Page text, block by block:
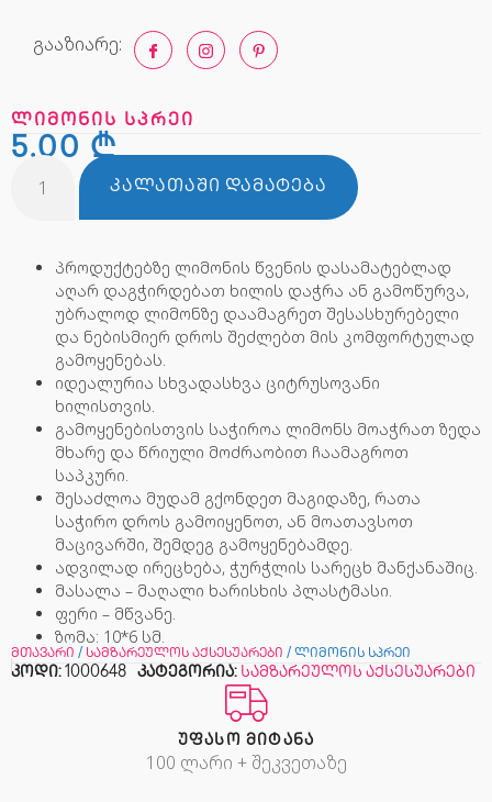
გააზიარე:
ლიმონის სპრეი
5,00 ₾
ᲙᲐᲚᲐᲗᲐᲨᲘ ᲓᲐᲛᲐᲢᲔᲑᲐ
პროდუქტებზე ლიმონის წვენის დასამატებლად
აღარ დაგჭირდებათ ხილის დაჭრა ან გამოწურვა,
უბრალოდ ლიმონზე დაამაგრეთ შესასხურებელი
და ნებისმიერ დროს შეძლებთ მის კომფორტულად
გამოყენებას.
იდეალურია სხვადასხვა ციტრუსოვანი
ხილისთვის.
გამოყენებისთვის საჭიროა ლიმონს მოაჭრათ ზედა
მხარე და წრიული მოძრაობით ჩაამაგროთ
საპკური.
შესაძლოა მუდამ გქონდეთ მაგიდაზე, რათა
საჭირო დროს გამოიყენოთ, ან მოათავსოთ
მაცივარში, შემდეგ გამოყენებამდე.
ადვილად ირეცხება, ჭურჭლის სარეცხ მანქანაშიც.
მასალა – მაღალი ხარისხის პლასტმასი.
ფერი – მწვანე.
ზომა: 10*6 სმ.
მთავარი / სამზარეულოს აქსესუარები / ლიმონის სპრეი
კოდი: 1000648 კატეგორია: სამზარეულოს აქსესუარები
ᲣᲤᲐᲡᲝ ᲛᲘᲢᲐᲜᲐ
100 ლარი + შეკვეთაზე